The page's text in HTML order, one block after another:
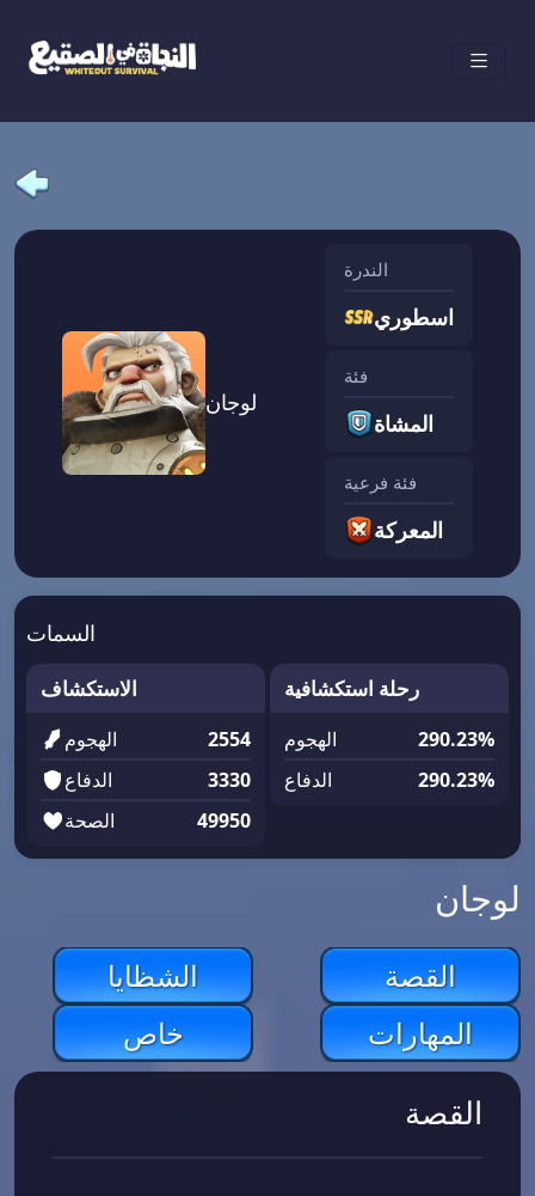
لوجان
الندرة
اسطوري
فئة
المشاة
فئة فرعية
المعركة
السمات
الاستكشاف
الهجوم
2554
الدفاع
3330
الصحة
49950
رحلة استكشافية
الهجوم
290.23%
الدفاع
290.23%
لوجان
القصة
الشظايا
المهارات
خاص
القصة